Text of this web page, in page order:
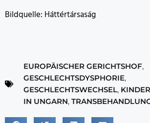
Bildquelle: Háttértársaság
EUROPÄISCHER GERICHTSHOF,
GESCHLECHTSDYSPHORIE,
GESCHLECHTSWECHSEL,
IN UNGARN,